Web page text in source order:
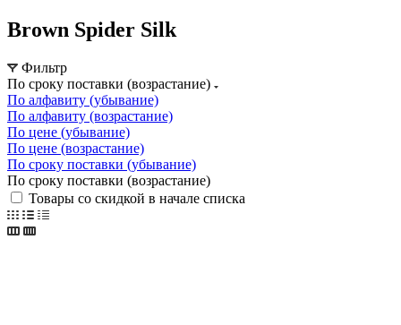
Brown Spider Silk
Фильтр
По сроку поставки (возрастание)
По алфавиту (убывание)
По алфавиту (возрастание)
По цене (убывание)
По цене (возрастание)
По сроку поставки (убывание)
По сроку поставки (возрастание)
Товары со скидкой в начале списка